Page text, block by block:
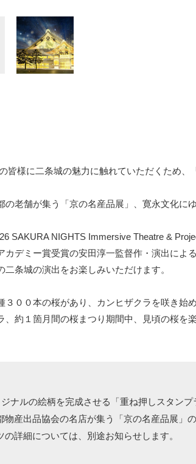
皆様に二条城の魅力に触れていただくため、
老舗が集う「京の名産品展」、寛永文化に
SAKURA NIGHTS Immersive Theatre &
デミー賞受賞の安田淳一監督作・演出によ
条城の演出をお楽しみいただけます。
００本の桜があり、カンヒザクラを咲き始
約１箇月間の桜まつり期間中、見頃の桜を
ナルの絵柄を完成させる「重ね押しスタンプ
産出品協会の名店が集う「京の名産品展」
詳細については、別途お知らせします。